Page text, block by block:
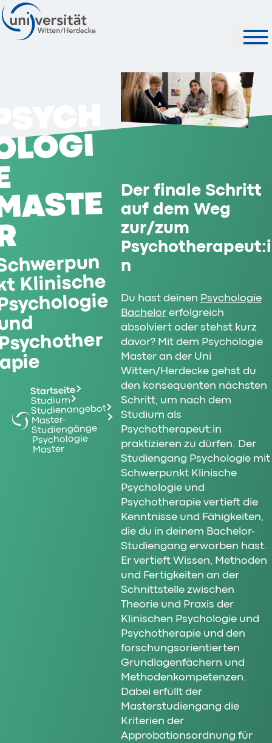
Klinische
Startseite
Studium
Studienangebot
Master-
Studiengänge
Psychologie
Master
Der finale Schritt
auf dem Weg
zur/zum
Psychotherapeut:i
n
Du hast deinen Psychologie
Bachelorerfolgreich
absolviert oder stehst kurz
davor? Mit dem Psychologie
Master an der Uni
Witten/Herdecke gehst du
den konsequenten nächsten
Schritt, um nach dem
Studium als
Psychotherapeut:in
praktizieren zu dürfen. Der
Studiengang Psychologie mit
Schwerpunkt Klinische
Psychologie und
Psychotherapie vertieft die
Kenntnisse und Fähigkeiten,
die du in deinem Bachelor-
Studiengang erworben hast.
Er vertieft Wissen, Methoden
und Fertigkeiten an der
Schnittstelle zwischen
Theorie und Praxis der
Klinischen Psychologie und
Psychotherapie und den
forschungsorientierten
Grundlagenfächern und
Methodenkompetenzen.
Dabei erfüllt der
Masterstudiengang die
Kriterien der
Approbationsordnung für